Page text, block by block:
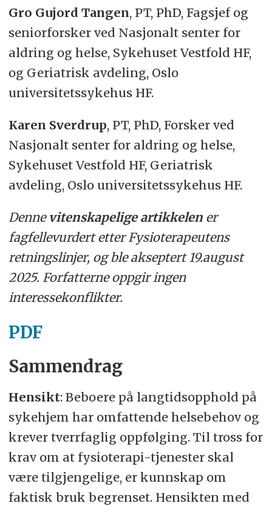
Gro Gujord Tangen, PT, PhD, Fagsjef og
seniorforsker ved Nasjonalt senter for
aldring og helse, Sykehuset Vestfold HF,
og Geriatrisk avdeling, Oslo
universitetssykehus HF.
Karen Sverdrup, PT, PhD, Forsker ved
Nasjonalt senter for aldring og helse,
Sykehuset Vestfold HF, Geriatrisk
avdeling, Oslo universitetssykehus HF.
Denne vitenskapelige artikkelener
fagfellevurdert etter Fysioterapeutens
retningslinjer, og ble akseptert 19.august
2025. Forfatterne oppgir ingen
interessekonflikter.
PDF
Sammendrag
Hensikt: Beboere på langtidsopphold på
sykehjem har omfattende helsebehov og
krever tverrfaglig oppfølging. Til tross for
krav om at fysioterapi-tjenester skal
være tilgjengelige, er kunnskap om
faktisk bruk begrenset. Hensikten med